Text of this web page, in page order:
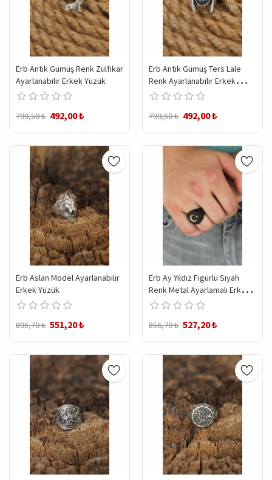
Erb Antik Gümüş Renk Zülfikar
Ayarlanabilir Erkek Yüzük
799,50 ₺ 492,00 ₺
Erb Antik Gümüş Ters Lale
Renk Ayarlanabilir Erkek
Yüzük
799,50 ₺ 492,00 ₺
Erb Aslan Model Ayarlanabilir
Erkek Yüzük
895,70 ₺ 551,20 ₺
Erb Ay Yıldız Figürlü Siyah
Renk Metal Ayarlamalı Erkek
Yüzük
856,70 ₺ 527,20 ₺